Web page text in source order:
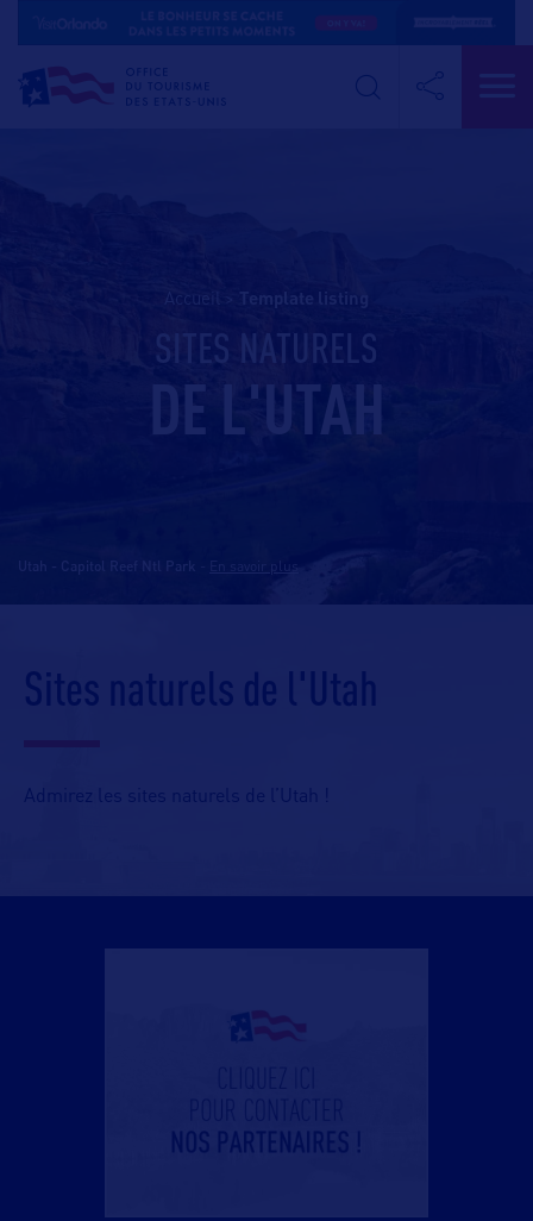
Accueil
SITES NATURELS
DE L'UTAH
Utah - Capitol Reef Ntl Park
Sites naturels de l'Utah
Admirez les sites naturels de l’Utah !